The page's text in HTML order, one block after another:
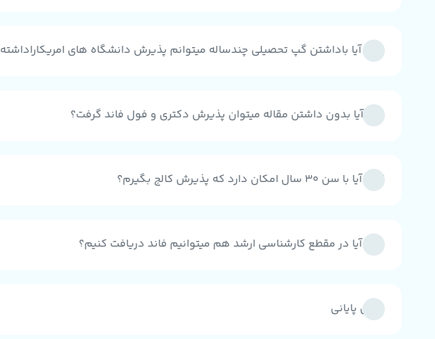
15 - آیا باداشتن گپ تحصیلی چندساله میتوانم پذیرش دانشگاه های امریکاراداشته باشم؟
16 - آیا بدون داشتن مقاله میتوان پذیرش دکتری و فول فاند گرفت؟
17 - آیا با سن 30 سال امکان دارد که پذیرش کالج بگیرم؟
18 - آیا در مقطع کارشناسی ارشد هم میتوانیم فاند دریافت کنیم؟
سخن پایانی